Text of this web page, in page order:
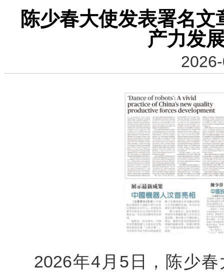
陈少春大使发表署名
产力发
2026年4月5日，陈少